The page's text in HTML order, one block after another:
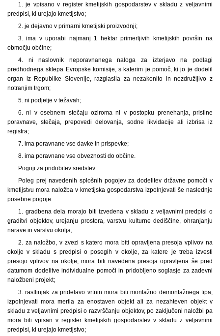
1. je vpisano v register kmetijskih gospodarstev v skladu z veljavnimi
predpisi, ki urejajo kmetijstvo;
2. je dejavno v primarni kmetijski proizvodnji;
3. ima v uporabi najmanj 1 hektar primerljivih kmetijskih površin na
območju občine;
4. ni naslovnik neporavnanega naloga za izterjavo na podlagi
predhodnega sklepa Evropske komisije, s katerim je pomoč, ki jo je dodelil
organ iz Republike Slovenije, razglasila za nezakonito in nezdružljivo z
notranjim trgom;
5. ni podjetje v težavah;
6. ni v osebnem stečaju oziroma ni v postopku prenehanja, prisilne
poravnave, stečaja, prepovedi delovanja, sodne likvidacije ali izbrisa iz
registra;
7. ima poravnane vse davke in prispevke;
8. ima poravnane vse obveznosti do občine.
Pogoji za pridobitev sredstev:
Poleg prej navedenih splošnih pogojev za dodelitev državne pomoči v
kmetijstvu mora naložba v kmetijska gospodarstva izpolnjevati še naslednje
posebne pogoje:
1. gradbena dela morajo biti izvedena v skladu z veljavnimi predpisi o
graditvi objektov, urejanju prostora, varstvu kulturne dediščine, ohranjanju
narave in varstvu okolja;
2. za naložbo, v zvezi s katero mora biti opravljena presoja vplivov na
okolje v skladu s predpisi o posegih v okolje, za katere je treba izvesti
presojo vplivov na okolje, mora biti navedena presoja opravljena še pred
datumom dodelitve individualne pomoči in pridobljeno soglasje za zadevni
naložbeni projekt;
3. rastlinjak za pridelavo vrtnin mora biti montažno demontažnega tipa,
izpolnjevati mora merila za enostaven objekt ali za nezahteven objekt v
skladu z veljavnimi predpisi o razvrščanju objektov, po zaključeni naložbi pa
mora biti vpisan v register kmetijskih gospodarstev v skladu z veljavnimi
predpisi, ki urejajo kmetijstvo;